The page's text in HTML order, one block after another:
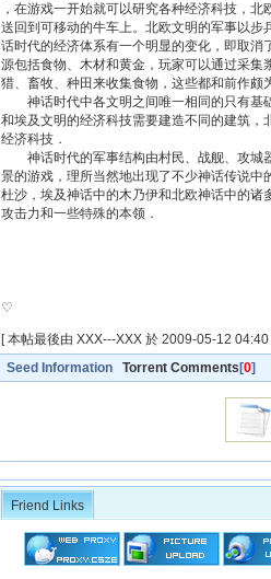
，在游戏一开始就可以研究各种经济科技，
送回到可移动的牛车上。北欧文明的军事以
话时代的经济体系有一个明显的变化，即取
源包括食物、木材和黄金，玩家可以通过采集
猎、畜牧、种田来收集食物，这些都和前作颇
神话时代中各文明之间唯一相同的只有基
和埃及文明的经济科技需要建造不同的建筑
经济科技．
神话时代的军事结构由村民、战舰、攻城
景的游戏，理所当然地出现了不少神话传说
杜沙，埃及神话中的木乃伊和北欧神话中的
攻击力和一些特殊的本领．
♡
[ 本帖最後由 XXX---XXX 於 2009-05-12
Seed Information Torrent Comments [0]
Friend Links